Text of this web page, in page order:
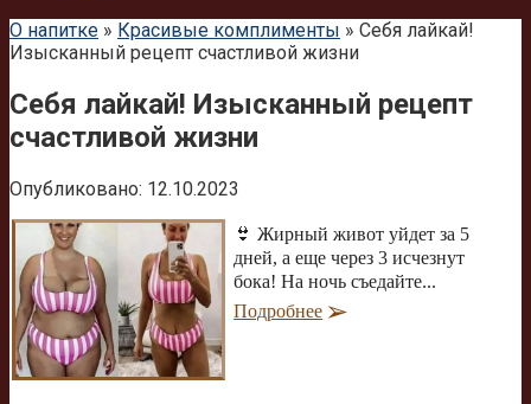
О напитке » Красивые комплименты » Себя лайкай!
Изысканный рецепт счастливой жизни
Себя лайкай! Изысканный рецепт
счастливой жизни
Опубликовано: 12.10.2023
👙 Жирный живот уйдет за 5
дней, а еще через 3 исчезнут
бока! На ночь съедайте...
Подробнее